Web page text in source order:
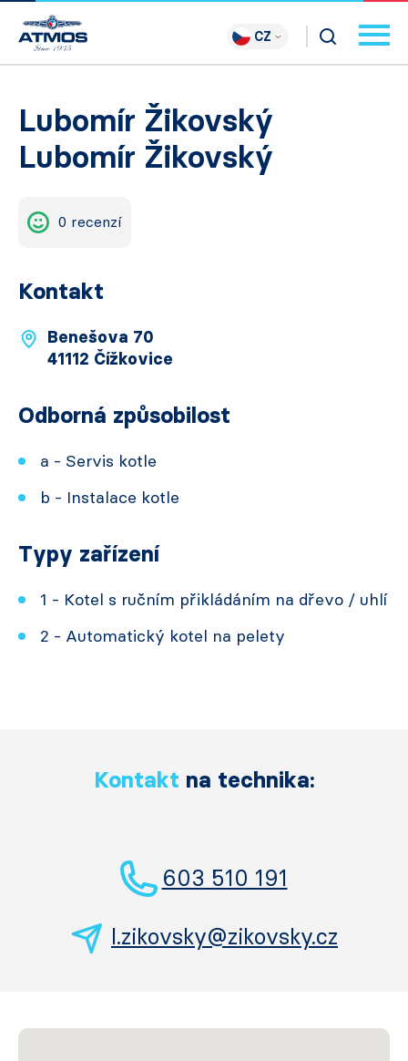
CZ
Lubomír Žikovský
Lubomír Žikovský
0 recenzí
Kontakt
Benešova 70
41112 Čížkovice
Odborná způsobilost
a - Servis kotle
b - Instalace kotle
Typy zařízení
1 - Kotel s ručním přikládáním na dřevo / uhlí
2 - Automatický kotel na pelety
Kontakt na technika:
603 510 191
l.zikovsky@zikovsky.cz